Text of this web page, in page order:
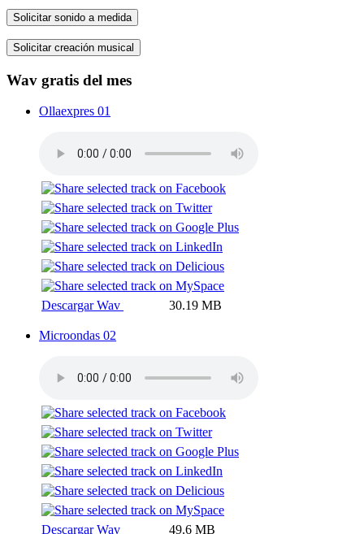
Solicitar sonido a medida
Solicitar creación musical
Wav gratis del mes
Ollaexpres 01
Descargar Wav 30.19 MB
Microondas 02
Descargar Wav 49.6 MB